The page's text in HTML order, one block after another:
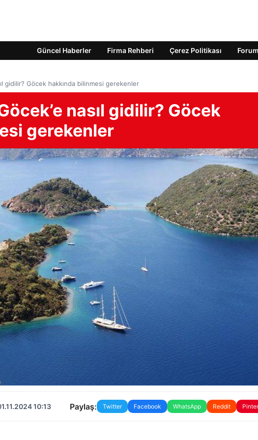
Güncel Haberler Firma Rehberi Çerez Politikası Forum
gidilir? Göcek hakkında bilinmesi gerekenler
nasıl gidilir? Göcek
gerekenler
10:13 Paylaş: Twitter Facebook WhatsApp Reddit